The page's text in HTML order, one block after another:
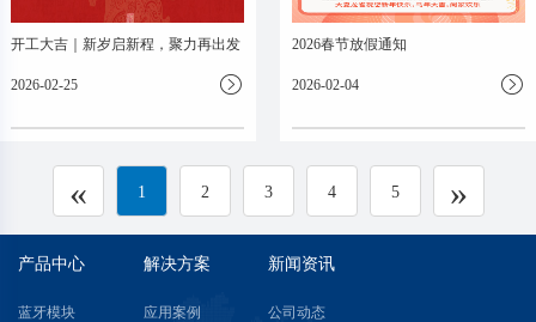
开工大吉｜新岁启新程，聚力再出发
2026-02-25
2026春节放假通知
2026-02-04
« 1 2 3 4 5 »
产品中心
蓝牙模块
解决方案
应用案例
新闻资讯
公司动态